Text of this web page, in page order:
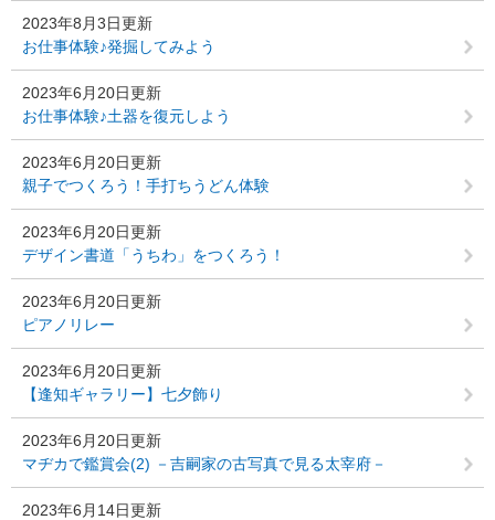
2023年8月3日更新
お仕事体験♪発掘してみよう
2023年6月20日更新
お仕事体験♪土器を復元しよう
2023年6月20日更新
親子でつくろう！手打ちうどん体験
2023年6月20日更新
デザイン書道「うちわ」をつくろう！
2023年6月20日更新
ピアノリレー
2023年6月20日更新
【逢知ギャラリー】七夕飾り
2023年6月20日更新
マヂカで鑑賞会(2) －吉嗣家の古写真で見る太宰府－
2023年6月14日更新